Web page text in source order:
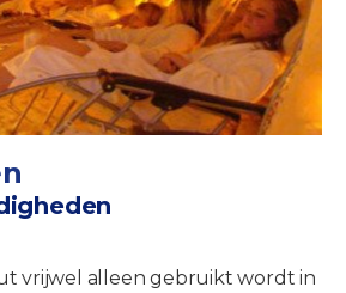
vrijwel alleen gebruikt wordt in